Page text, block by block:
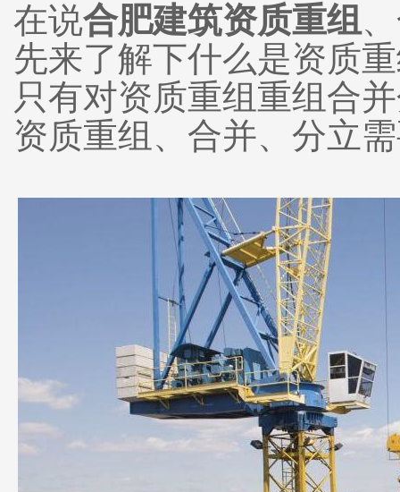
在说合肥建筑资质重组
先来了解下什么是资质
只有对资质重组重组合
资质重组、合并、分立